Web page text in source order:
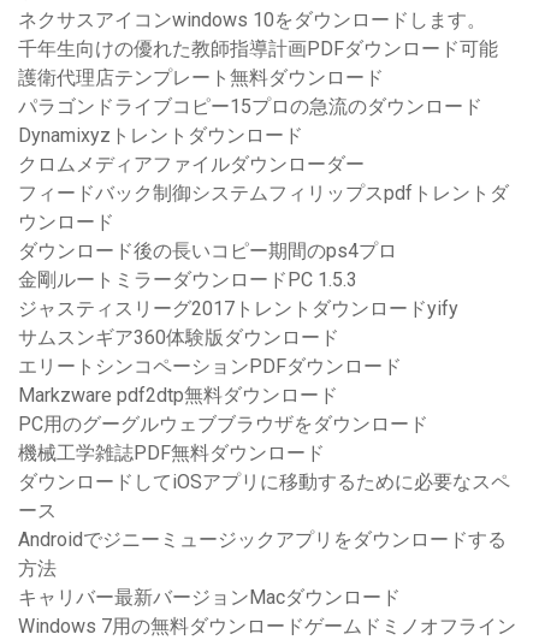
ネクサスアイコンwindows 10をダウンロードします。
千年生向けの優れた教師指導計画PDFダウンロード可能
護衛代理店テンプレート無料ダウンロード
パラゴンドライブコピー15プロの急流のダウンロード
Dynamixyzトレントダウンロード
クロムメディアファイルダウンローダー
フィードバック制御システムフィリップスpdfトレントダ
ウンロード
ダウンロード後の長いコピー期間のps4プロ
金剛ルートミラーダウンロードPC 1.5.3
ジャスティスリーグ2017トレントダウンロードyify
サムスンギア360体験版ダウンロード
エリートシンコペーションPDFダウンロード
Markzware pdf2dtp無料ダウンロード
PC用のグーグルウェブブラウザをダウンロード
機械工学雑誌PDF無料ダウンロード
ダウンロードしてiOSアプリに移動するために必要なスペ
ース
Androidでジニーミュージックアプリをダウンロードする
方法
キャリバー最新バージョンMacダウンロード
Windows 7用の無料ダウンロードゲームドミノオフライン